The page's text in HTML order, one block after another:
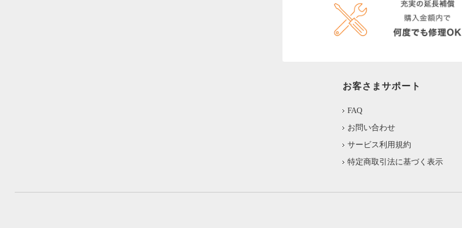
お客さまサポート
FAQ
お問い合わせ
サービス利用規約
特定商取引法に基づく表示